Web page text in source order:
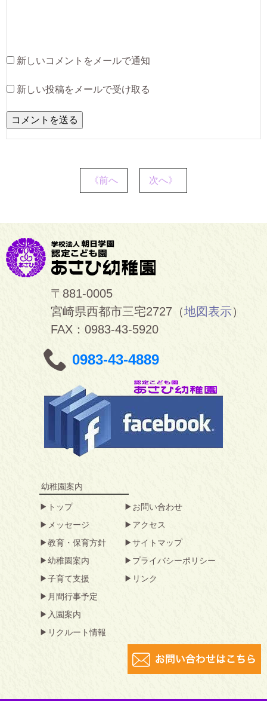
新しいコメントをメールで通知
新しい投稿をメールで受け取る
《前へ 次へ》
〒881-0005
宮崎県西都市三宅2727（地図表示）
FAX：0983-43-5920
0983-43-4889
幼稚園案内
トップ
メッセージ
教育・保育方針
幼稚園案内
子育て支援
月間行事予定
入園案内
リクルート情報
お問い合わせ
アクセス
サイトマップ
プライバシーポリシー
リンク